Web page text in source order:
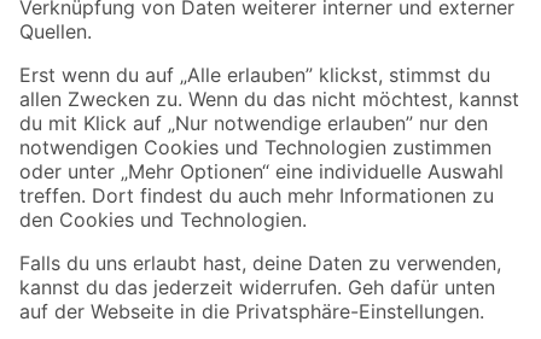
Sicher einkaufen
Jetzt die toom-App herunterladen
Alle Preisangaben in EUR inkl. gesetzl. MwSt.. Die dargestellten Angebote sind unter
Umständen nicht in allen Märkten verfügbar. Die angegebenen Verfügbarkeiten beziehen